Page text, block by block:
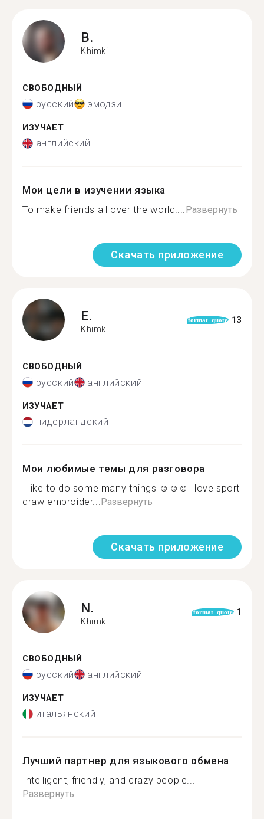
B.
Khimki
СВОБОДНЫЙ
русский эмодзи
ИЗУЧАЕТ
английский
Мои цели в изучении языка
To make friends all over the world!...Развернуть
Скачать приложение
E.
Khimki
format_quote 13
СВОБОДНЫЙ
русский английский
ИЗУЧАЕТ
нидерландский
Мои любимые темы для разговора
I like to do some many things ☺☺☺I love sport
draw embroider...Развернуть
Скачать приложение
N.
Khimki
format_quote 1
СВОБОДНЫЙ
русский английский
ИЗУЧАЕТ
итальянский
Лучший партнер для языкового обмена
Intelligent, friendly, and crazy people...
Развернуть